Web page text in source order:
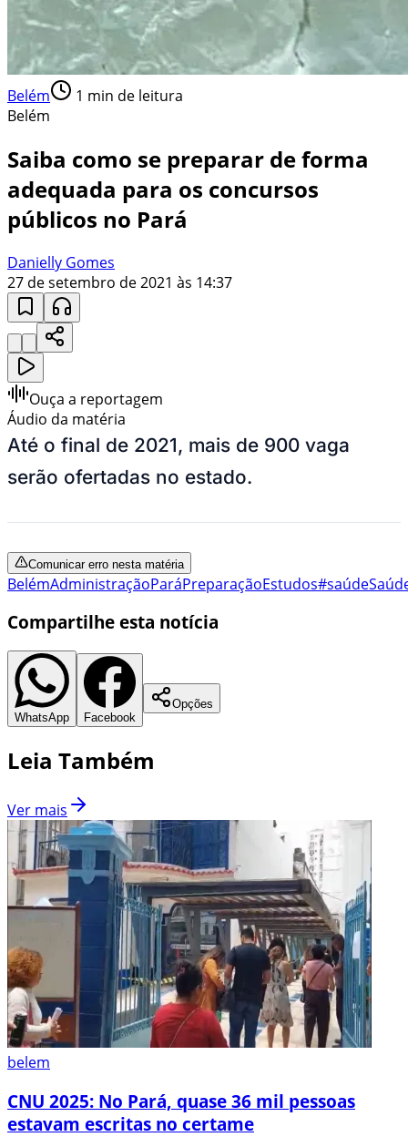
Belém 1 min de leitura
Belém
Saiba como se preparar de forma
adequada para os concursos
públicos no Pará
Danielly Gomes
27 de setembro de 2021 às 14:37
Ouça a reportagem
Áudio da matéria
Até o final de 2021, mais de 900 vaga
serão ofertadas no estado.
Comunicar erro nesta matéria
BelémAdministraçãoParáPreparaçãoEstudos#saúde
Compartilhe esta notícia
WhatsApp Facebook
Opções
Leia Também
Ver mais
belem
CNU 2025: No Pará, quase 36 mil pessoas
estavam escritas no certame